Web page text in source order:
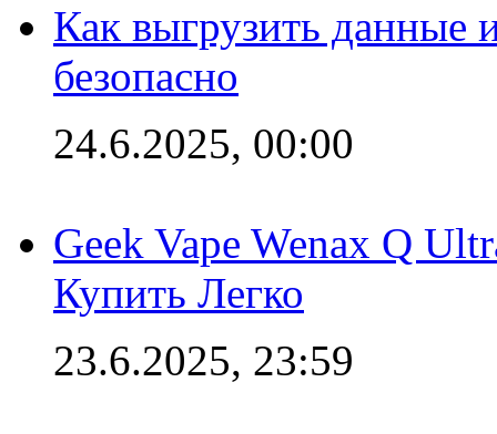
Как выгрузить данные
безопасно
24.6.2025, 00:00
Geek Vape Wenax Q
Купить Легко
23.6.2025, 23:59